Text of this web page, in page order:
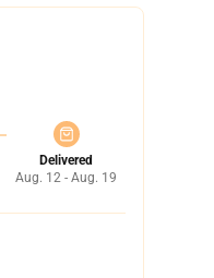
Delivered
Aug. 12 - Aug. 19